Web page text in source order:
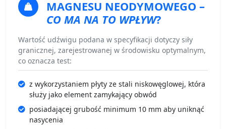
MAGNESU NEODYMOWEGO –
CO MA NA TO WPŁYW?
Wartość udźwigu podana w specyfikacji dotyczy siły
granicznej, zarejestrowanej w środowisku optymalnym,
co oznacza test:
z wykorzystaniem płyty ze stali niskowęglowej, która
służy jako element zamykający obwód
posiadającej grubość minimum 10 mm aby uniknąć
nasycenia